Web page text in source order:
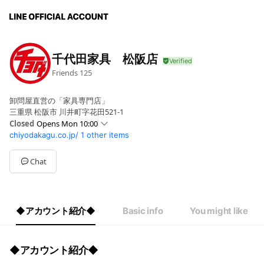
千代田家具 松阪店
Friends 125
卸問屋直営の「家具専門店」
三重県 松阪市 川井町字花田521-1
Closed Opens Mon 10:00
Sun10:00 - 19:00
Mon10:00 - 18:30
Tue10:00 - 18:30
Wed10:00 - 18:30
Sat10:00 - 19:00
祝日▶10：00～19：00、無休(年末年始及び盆休のぞく)
chiyodakagu.co.jp/ 1 other items
Chat
◆アカウント紹介◆ Basic info You might like
◆アカウント紹介◆